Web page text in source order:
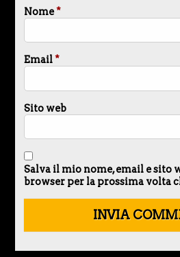
Nome*
Email*
Sito web
Salva il mio nome, email e sito
browser per la prossima volta